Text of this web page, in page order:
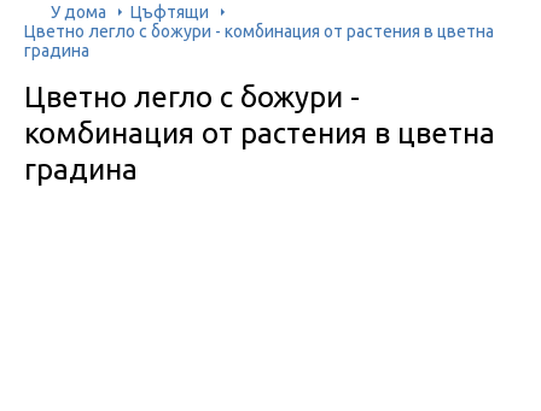
У дома
Цъфтящи
Цветно легло с божури - комбинация от растения в цветна
градина
Цветно легло с божури -
комбинация от растения в цветна
градина